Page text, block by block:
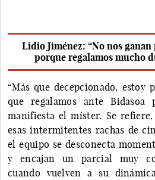
Lidio Jiménez: “No nos
porque regalamos mucho
“Más que decepcionado, estoy
que regalamos ante Bidasoa
manifiesta el míster. Se
esas intermitentes rachas de
el equipo se desconecta
y encajan un parcial muy
cuando vuelven a su